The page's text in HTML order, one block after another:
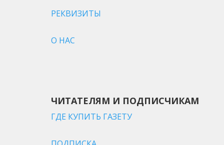
РЕКВИЗИТЫ
О НАС
ЧИТАТЕЛЯМ И ПОДПИСЧИКАМ
ГДЕ КУПИТЬ ГАЗЕТУ